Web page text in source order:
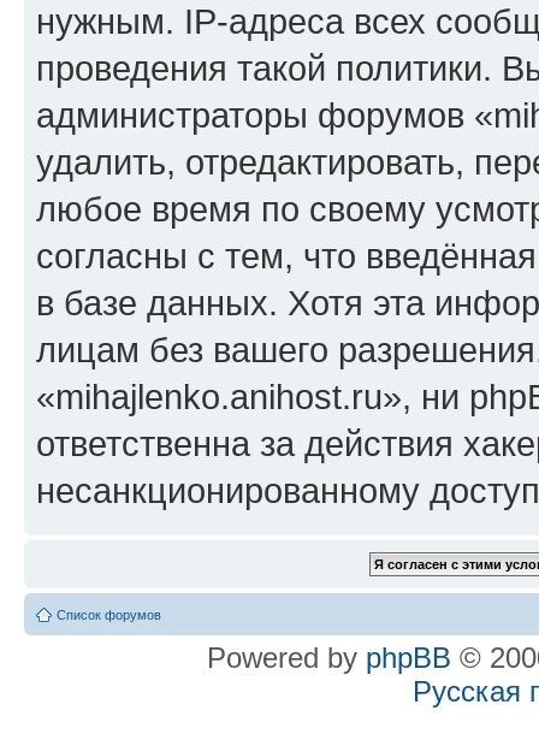
нужным. IP-адреса всех
проведения такой политики.
администраторы форумов
удалить, отредактировать,
любое время по своему
согласны с тем, что
в базе данных. Хотя эта
лицам без вашего
«mihajlenko.anihost.ru», ни
ответственна за действия
несанкционированному
Список форумов
Powered by phpBB ©
Русская